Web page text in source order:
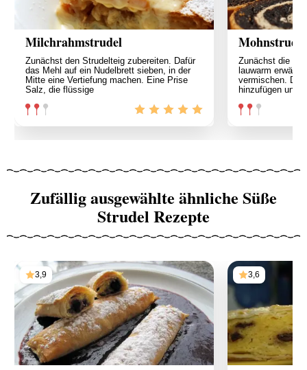
Milchrahmstrudel
Zunächst den Strudelteig zubereiten. Dafür
das Mehl auf ein Nudelbrett sieben, in der
Mitte eine Vertiefung machen. Eine Prise
Salz, die flüssige
Zunächst die
lauwarm
vermischen. Die
hinzufügen und
Zufällig ausgewählte ähnliche Süße
Strudel Rezepte
3,9 3,6